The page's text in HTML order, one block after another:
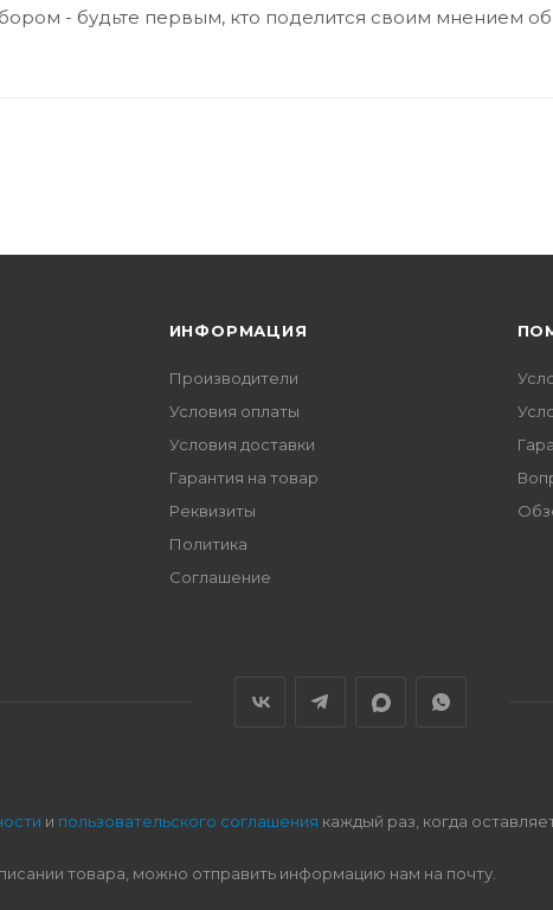
- будьте первым, кто поделится своим мнением
ИНФОРМАЦИЯ
Производители
Условия оплаты
Условия доставки
Гарантия на товар
Реквизиты
Политика
Соглашение
и пользовательского соглашения каждый раз, когда
товара, можно отправить информацию нам на почту.